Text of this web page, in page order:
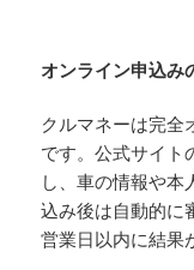
オンライン申込み
クルマネーは完全
です。公式サイト
し、車の情報や本
込み後は自動的に
営業日以内に結果